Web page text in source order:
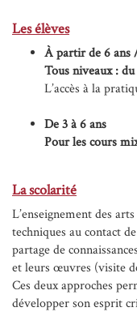
Les élèves
À partir de 6 ans
Tous niveaux :
L’accès à la
De 3 à 6 ans
Pour les cours
La scolarité
L’enseignement des
techniques au contact
partage de
et leurs œuvres (visite
Ces deux approches
développer son esprit